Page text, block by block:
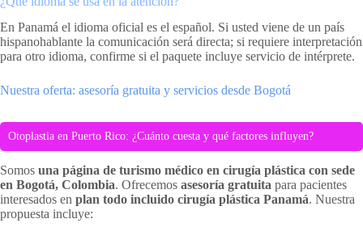
En Panamá el idioma oficial es el español. Si usted viene de un país
hispanohablante la comunicación será directa; si requiere interpretación
para otro idioma, confirme si el paquete incluye servicio de intérprete.
Nuestra oferta: asesoría gratuita y servicios desde Bogotá
Otoplastia en Puerto Rico: ¿Cuánto cuesta y qué factores influyen?
Somos una página de turismo médico en cirugía plástica con sede
en Bogotá, Colombia. Ofrecemos asesoría gratuita para pacientes
interesados en plan todo incluido cirugía plástica Panamá. Nuestra
propuesta incluye: